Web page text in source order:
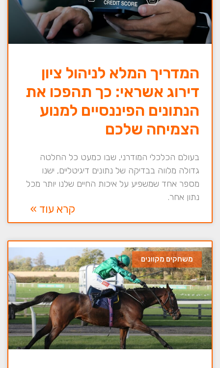
המדריך המלא לניהול ציון
דירוג אשראי: כך תהפכו את
הנתונים הפיננסיים למנוע
הצמיחה שלכם
בעולם הכלכלי המודרני, שבו כמעט כל החלטה
גדולה מלווה בבדיקה של נתונים דיגיטליים, ישנו
מספר אחד שמשפיע על איכות החיים שלנו יותר מכל
נתון אחר.
קרא עוד »
משחקים מקוונים